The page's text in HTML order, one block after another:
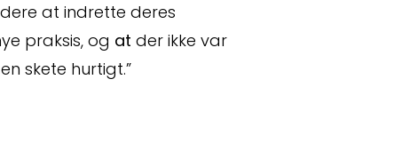
at indrette deres
praksis, og at der ikke var
skete hurtigt.”